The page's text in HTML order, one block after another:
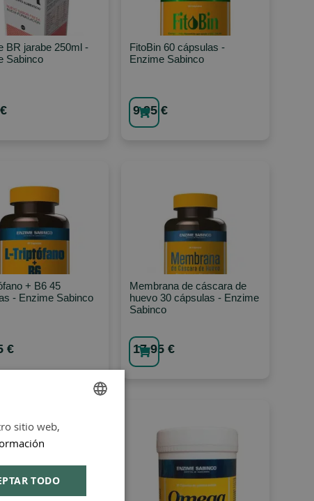
BR jarabe 250ml -
Sabinco
FitoBin 60 cápsulas -
Enzime Sabinco
9,95 €
+ B6 45
- Enzime Sabinco
€
Membrana de cáscara de
huevo 30 cápsulas - Enzime
Sabinco
17,95 €
sitio web,
TODO